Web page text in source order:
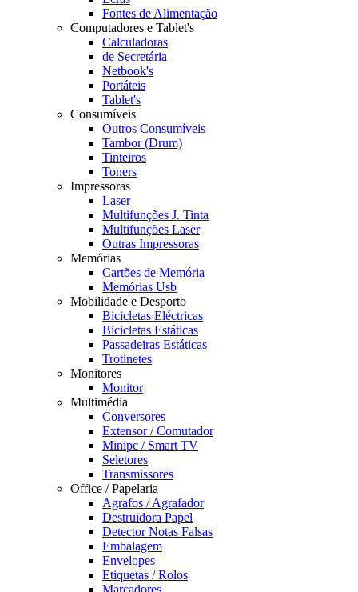
Fontes de Alimentação
Computadores e Tablet's
Calculadoras
de Secretária
Netbook's
Portáteis
Tablet's
Consumíveis
Outros Consumíveis
Tambor (Drum)
Tinteiros
Toners
Impressoras
Laser
Multifunções J. Tinta
Multifunções Laser
Outras Impressoras
Memórias
Cartões de Memória
Memórias Usb
Mobilidade e Desporto
Bicicletas Eléctricas
Bicicletas Estáticas
Passadeiras Estáticas
Trotinetes
Monitores
Monitor
Multimédia
Conversores
Extensor / Comutador
Minipc / Smart TV
Seletores
Transmissores
Office / Papelaria
Agrafos / Agrafador
Destruidora Papel
Detector Notas Falsas
Embalagem
Envelopes
Etiquetas / Rolos
Marcadores